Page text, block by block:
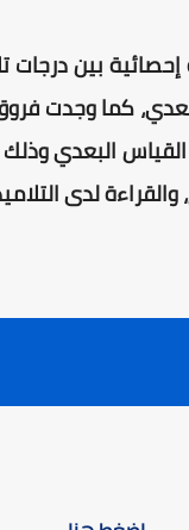
بين
كما وجدت
البعدي وذلك
لدى